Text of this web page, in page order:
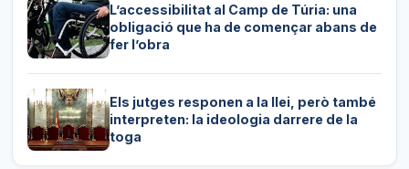
L’accessibilitat al Camp de Túria: una
obligació que ha de començar abans de
fer l’obra
Els jutges responen a la llei, però també
interpreten: la ideologia darrere de la
toga